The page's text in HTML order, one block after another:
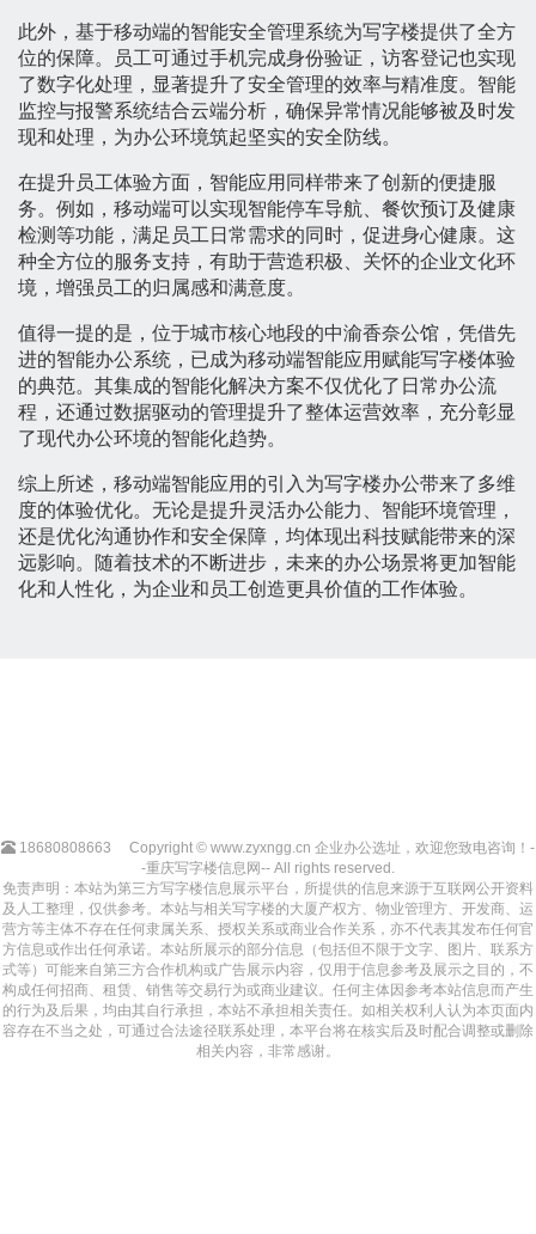
此外，基于移动端的智能安全管理系统为写字楼提供了全方
位的保障。员工可通过手机完成身份验证，访客登记也实现
了数字化处理，显著提升了安全管理的效率与精准度。智能
监控与报警系统结合云端分析，确保异常情况能够被及时发
现和处理，为办公环境筑起坚实的安全防线。
在提升员工体验方面，智能应用同样带来了创新的便捷服
务。例如，移动端可以实现智能停车导航、餐饮预订及健康
检测等功能，满足员工日常需求的同时，促进身心健康。这
种全方位的服务支持，有助于营造积极、关怀的企业文化环
境，增强员工的归属感和满意度。
值得一提的是，位于城市核心地段的中渝香奈公馆，凭借先
进的智能办公系统，已成为移动端智能应用赋能写字楼体验
的典范。其集成的智能化解决方案不仅优化了日常办公流
程，还通过数据驱动的管理提升了整体运营效率，充分彰显
了现代办公环境的智能化趋势。
综上所述，移动端智能应用的引入为写字楼办公带来了多维
度的体验优化。无论是提升灵活办公能力、智能环境管理，
还是优化沟通协作和安全保障，均体现出科技赋能带来的深
远影响。随着技术的不断进步，未来的办公场景将更加智能
化和人性化，为企业和员工创造更具价值的工作体验。
18680808663
Copyright © www.zyxngg.cn 企业办公选址，欢迎您致电咨询！-
-重庆写字楼信息网-- All rights reserved.
免责声明：本站为第三方写字楼信息展示平台，所提供的信息来源于互联网公开资料
及人工整理，仅供参考。本站与相关写字楼的大厦产权方、物业管理方、开发商、运
营方等主体不存在任何隶属关系、授权关系或商业合作关系，亦不代表其发布任何官
方信息或作出任何承诺。本站所展示的部分信息（包括但不限于文字、图片、联系方
式等）可能来自第三方合作机构或广告展示内容，仅用于信息参考及展示之目的，不
构成任何招商、租赁、销售等交易行为或商业建议。任何主体因参考本站信息而产生
的行为及后果，均由其自行承担，本站不承担相关责任。如相关权利人认为本页面内
容存在不当之处，可通过合法途径联系处理，本平台将在核实后及时配合调整或删除
相关内容，非常感谢。